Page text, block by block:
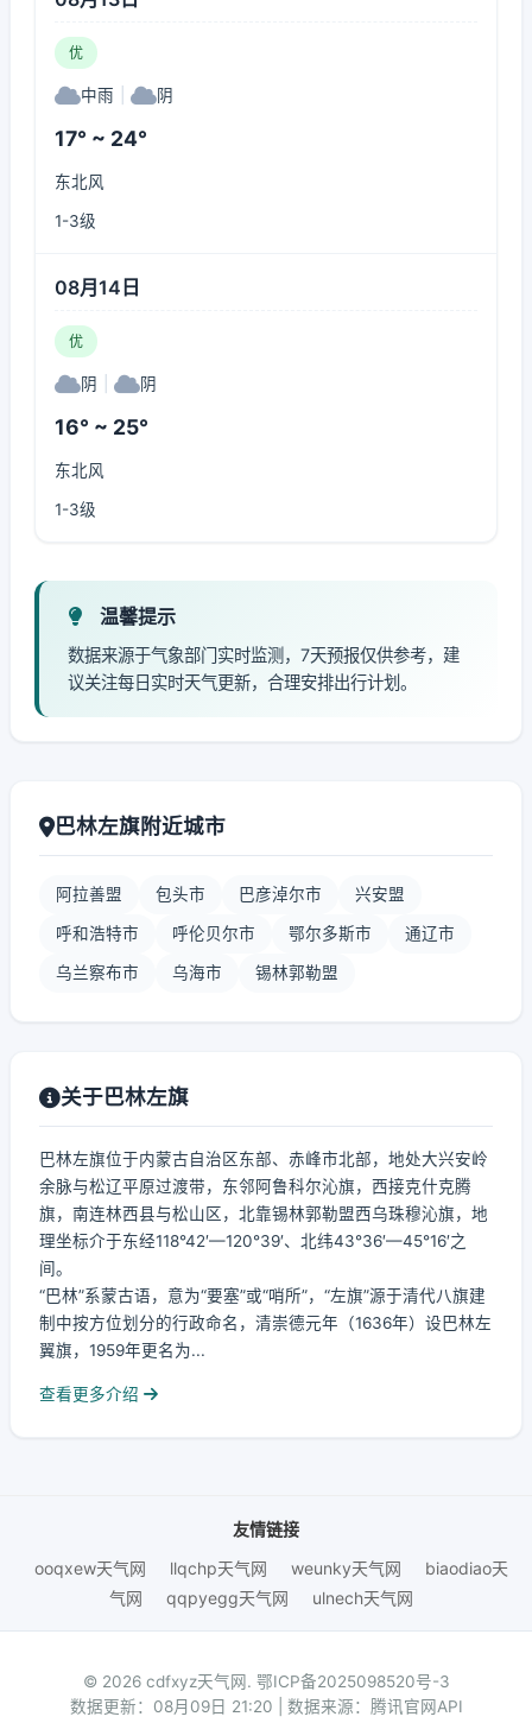
优
中雨 阴
17° ~ 24°
东北风
1-3级
08月14日
优
阴 阴
16° ~ 25°
东北风
1-3级
温馨提示
数据来源于气象部门实时监测，7天预报仅供参考，建
议关注每日实时天气更新，合理安排出行计划。
巴林左旗附近城市
阿拉善盟 包头市 巴彦淖尔市 兴安盟
呼和浩特市 呼伦贝尔市 鄂尔多斯市 通辽市
乌兰察布市 乌海市 锡林郭勒盟
关于巴林左旗
巴林左旗位于内蒙古自治区东部、赤峰市北部，地处大兴安岭
余脉与松辽平原过渡带，东邻阿鲁科尔沁旗，西接克什克腾
旗，南连林西县与松山区，北靠锡林郭勒盟西乌珠穆沁旗，地
理坐标介于东经118°42′—120°39′、北纬43°36′—45°16′之
间。
“巴林”系蒙古语，意为“要塞”或“哨所”，“左旗”源于清代八旗建
制中按方位划分的行政命名，清崇德元年（1636年）设巴林左
翼旗，1959年更名为...
查看更多介绍
友情链接
ooqxew天气网
llqchp天气网 weunky天气网
biaodiao天
气网
qqpyegg天气网 ulnech天气网
© 2026 cdfxyz天气网. 鄂ICP备2025098520号-3
数据更新：08月09日 21:20 | 数据来源：腾讯官网API